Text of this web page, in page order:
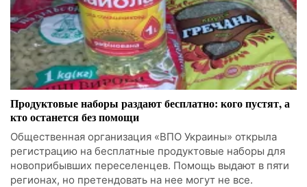
Продуктовые наборы раздают бесплатно: кого пустят, а
кто останется без помощи
Общественная организация «ВПО Украины» открыла
регистрацию на бесплатные продуктовые наборы для
новоприбывших переселенцев. Помощь выдают в пяти
регионах, но претендовать на нее могут не все.